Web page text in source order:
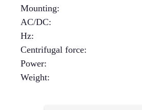
Mounting:
AC/DC:
Hz:
Centrifugal force:
Power:
Weight: